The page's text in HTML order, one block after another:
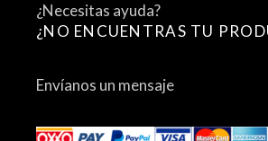
¿Necesitas ayuda?
¿NO ENCUENTRAS TU
Envíanos un mensaje